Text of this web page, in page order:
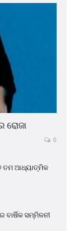
ରୋଜା
0
ତମ ଆଧ୍ୟାତ୍ମିକ
ସମ୍ମିଳନୀ